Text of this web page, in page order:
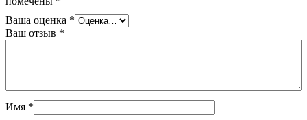
Ваша оценка *
Ваш отзыв *
Имя *